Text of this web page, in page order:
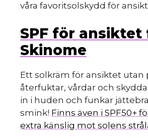
våra favoritsolskydd för
SPF för ansiktet
Skinome
Ett solkräm för ansiktet utan
återfuktar, vårdar och
in i huden och funkar
smink! Finns även i SPF50+
extra känslig mot solens